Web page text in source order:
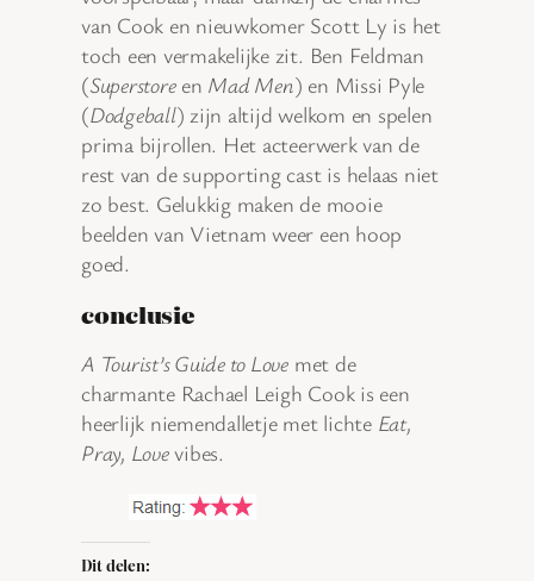
van Cook en nieuwkomer Scott Ly is het
toch een vermakelijke zit. Ben Feldman
(Superstoreen Mad Men) en Missi Pyle
(Dodgeball) zijn altijd welkom en spelen
prima bijrollen. Het acteerwerk van de
rest van de supporting cast is helaas niet
zo best. Gelukkig maken de mooie
beelden van Vietnam weer een hoop
goed.
conclusie
A Tourist’s Guide to Love met de
charmante Rachael Leigh Cook is een
heerlijk niemendalletje met lichte Eat,
Pray, Lovevibes.
Dit delen: